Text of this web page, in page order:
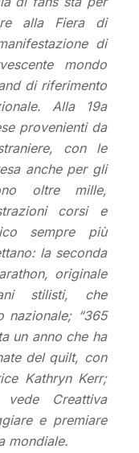
alla Fiera di
di
mondo
di riferimento
Alla 19a
provenienti da
con le
anche per gli
oltre mille,
corsi e
sempre più
la seconda
originale
stilisti, che
nazionale; “365
un anno che ha
del quilt, con
Kathryn Kerr;
Creattiva
e premiare
mondiale.